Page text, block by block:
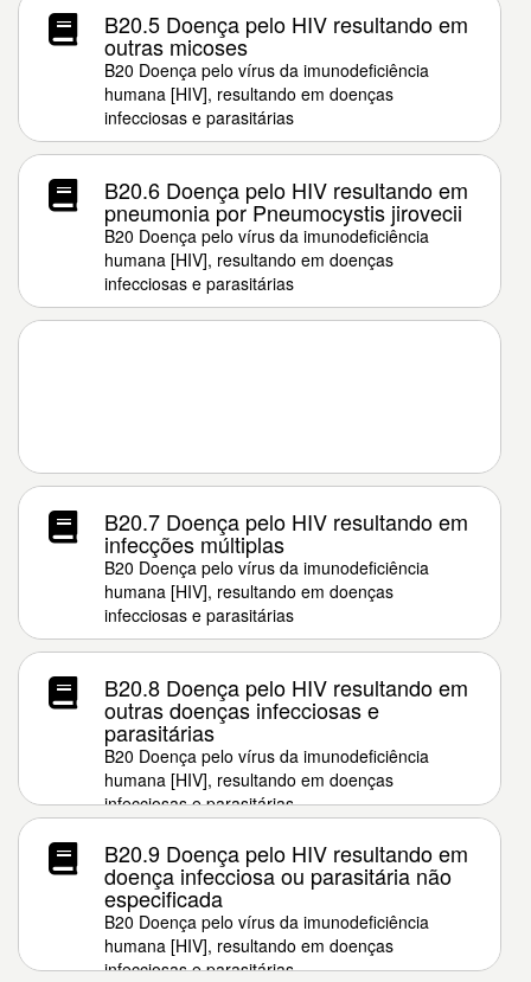
B20.5 Doença pelo HIV resultando em
outras micoses
B20 Doença pelo vírus da imunodeficiência
humana [HIV], resultando em doenças
infecciosas e parasitárias
B20.6 Doença pelo HIV resultando em
pneumonia por Pneumocystis jirovecii
B20 Doença pelo vírus da imunodeficiência
humana [HIV], resultando em doenças
infecciosas e parasitárias
B20.7 Doença pelo HIV resultando em
infecções múltiplas
B20 Doença pelo vírus da imunodeficiência
humana [HIV], resultando em doenças
infecciosas e parasitárias
B20.8 Doença pelo HIV resultando em
outras doenças infecciosas e
parasitárias
B20 Doença pelo vírus da imunodeficiência
humana [HIV], resultando em doenças
infecciosas e parasitárias
B20.9 Doença pelo HIV resultando em
doença infecciosa ou parasitária não
especificada
B20 Doença pelo vírus da imunodeficiência
humana [HIV], resultando em doenças
infecciosas e parasitárias